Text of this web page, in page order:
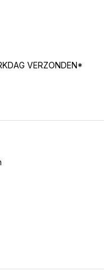
VERZONDEN*